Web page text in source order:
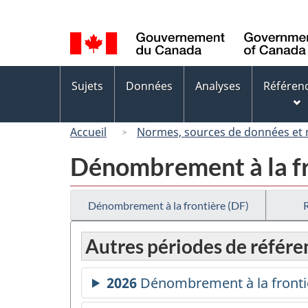
de
la
langue
des
Sujets Données Analyses
Accueil Normes, sources de données et
Dénombrement à la
Dénombrement à la frontière (DF)
Autres périodes de